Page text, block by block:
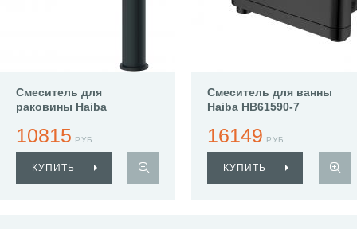
Смеситель для
раковины Haiba
10815 РУБ.
КУПИТЬ
Смеситель для ванны
Haiba HB61590-7
16149 РУБ.
КУПИТЬ